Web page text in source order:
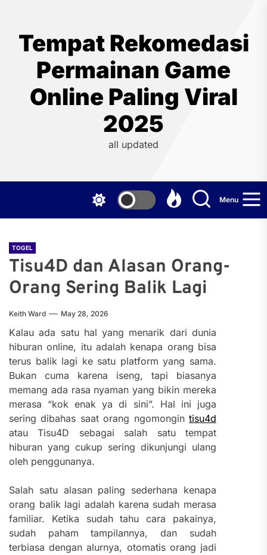
contentTempat Rekomedasi
Permainan Game
Online Paling Viral
2025
all updated
Menu
TOGEL
Tisu4D dan Alasan Orang-
Orang Sering Balik Lagi
Keith Ward May 28, 2026
Kalau ada satu hal yang menarik dari dunia
hiburan online, itu adalah kenapa orang bisa
terus balik lagi ke satu platform yang sama.
Bukan cuma karena iseng, tapi biasanya
memang ada rasa nyaman yang bikin mereka
merasa “kok enak ya di sini”. Hal ini juga
sering dibahas saat orang ngomongin tisu4d
atau Tisu4D sebagai salah satu tempat
hiburan yang cukup sering dikunjungi ulang
oleh penggunanya.
Salah satu alasan paling sederhana kenapa
orang balik lagi adalah karena sudah merasa
familiar. Ketika sudah tahu cara pakainya,
sudah paham tampilannya, dan sudah
terbiasa dengan alurnya, otomatis orang jadi